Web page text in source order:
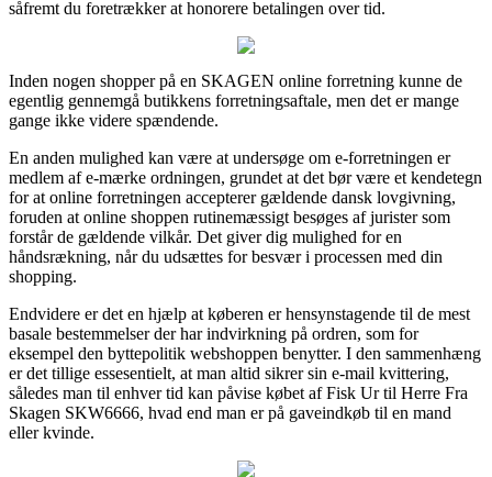
såfremt du foretrækker at honorere betalingen over tid.
Inden nogen shopper på en SKAGEN online forretning kunne de
egentlig gennemgå butikkens forretningsaftale, men det er mange
gange ikke videre spændende.
En anden mulighed kan være at undersøge om e-forretningen er
medlem af e-mærke ordningen, grundet at det bør være et kendetegn
for at online forretningen accepterer gældende dansk lovgivning,
foruden at online shoppen rutinemæssigt besøges af jurister som
forstår de gældende vilkår. Det giver dig mulighed for en
håndsrækning, når du udsættes for besvær i processen med din
shopping.
Endvidere er det en hjælp at køberen er hensynstagende til de mest
basale bestemmelser der har indvirkning på ordren, som for
eksempel den byttepolitik webshoppen benytter. I den sammenhæng
er det tillige essesentielt, at man altid sikrer sin e-mail kvittering,
således man til enhver tid kan påvise købet af Fisk Ur til Herre Fra
Skagen SKW6666, hvad end man er på gaveindkøb til en mand
eller kvinde.